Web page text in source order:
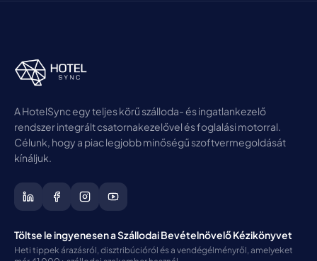
A HotelSync egy teljes körű szálloda- és ingatlankezelő
rendszer integrált csatornakezelővel és foglalási motorral.
Célunk, hogy a piac legjobb minőségű szoftvermegoldását
kínáljuk.
Töltse le ingyenesen a Szállodai Bevételnövelő Kézikönyvet
Heti tippek árazásról, disztribúcióról és a vendégélményről, amelyeket